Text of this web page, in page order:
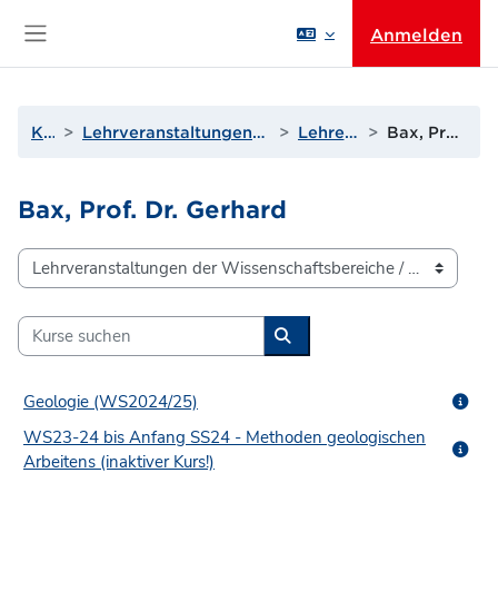
Anmelden
Kurse Lehrveranstaltungen der Wissenschaftsbereiche Lehrende A bis D Bax, Prof. Dr. Gerhard
Bax, Prof. Dr. Gerhard
Kursbereiche
Kurse suchen
Kurse suchen
Geologie (WS2024/25)
WS23-24 bis Anfang SS24 - Methoden geologischen
Arbeitens (inaktiver Kurs!)